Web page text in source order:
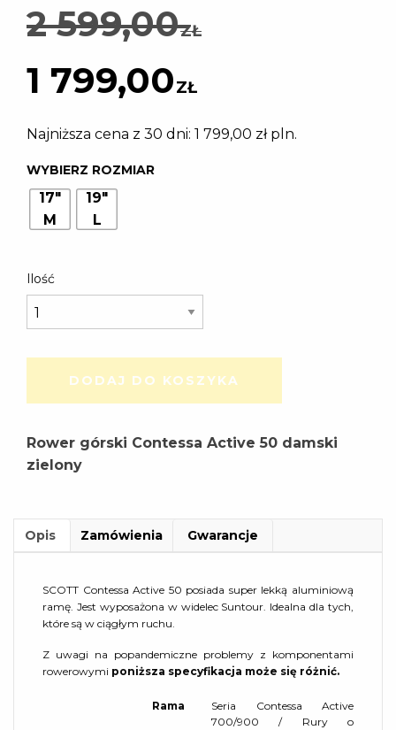
2 599,00ZŁ
wynosiła:
1 799,00ZŁ
cena
Najniższa cena z 30 dni: 1 799,00 złpln.
WYBIERZ ROZMIAR
17"
M
19"
L
Ilość
DODAJ DO KOSZYKA
Rower górski Contessa Active 50 damski
zielony
Opis Zamówienia Gwarancje
SCOTT Contessa Active 50 posiada super lekką aluminiową
ramę. Jest wyposażona w widelec Suntour. Idealna dla tych,
które są w ciągłym ruchu.
Z uwagi na popandemiczne problemy z komponentami
rowerowymi poniższa specyfikacja może się różnić.
Rama
Seria Contessa Active
700/900 / Rury o